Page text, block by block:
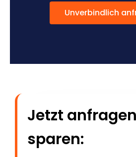
Unverbindlich
Jetzt
sparen: